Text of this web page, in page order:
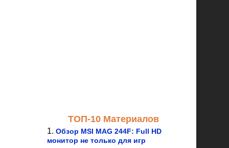
ТОП-10 Материалов
Обзор MSI MAG 244F: Full HD
монитор не только для игр